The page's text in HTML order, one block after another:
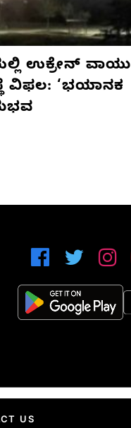
ಉಕ್ರೇನ್ ವಾಯು
ವಿಫಲ: ‘ಭಯಾನಕ
US